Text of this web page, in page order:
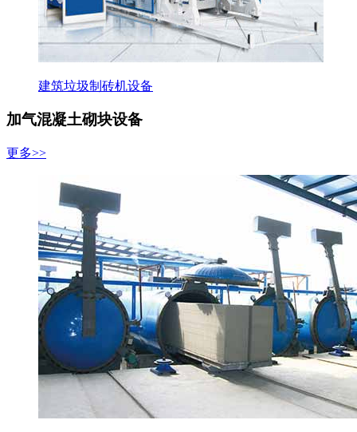
建筑垃圾制砖机设备
加气混凝土砌块设备
更多>>